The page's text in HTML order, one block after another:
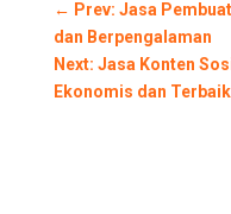
← Prev: Jasa
dan Berpengalaman
Next: Jasa Konten
Ekonomis dan Terbaik